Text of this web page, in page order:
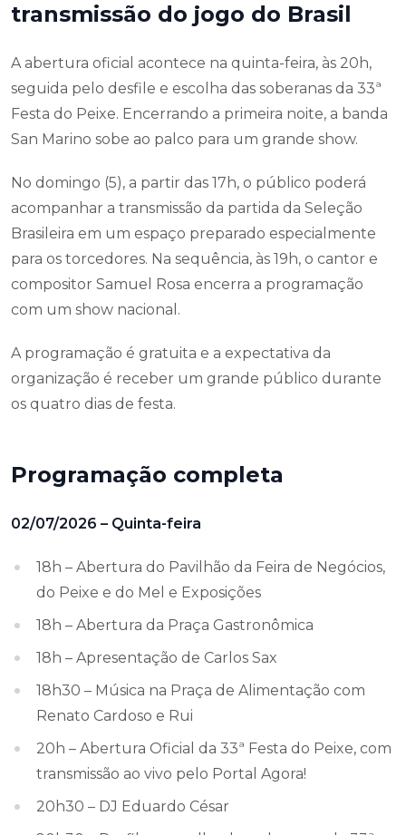
transmissão do jogo do Brasil
A abertura oficial acontece na quinta-feira, às 20h,
seguida pelo desfile e escolha das soberanas da 33ª
Festa do Peixe. Encerrando a primeira noite, a banda
San Marino sobe ao palco para um grande show.
No domingo (5), a partir das 17h, o público poderá
acompanhar a transmissão da partida da Seleção
Brasileira em um espaço preparado especialmente
para os torcedores. Na sequência, às 19h, o cantor e
compositor Samuel Rosa encerra a programação
com um show nacional.
A programação é gratuita e a expectativa da
organização é receber um grande público durante
os quatro dias de festa.
Programação completa
02/07/2026 – Quinta-feira
18h – Abertura do Pavilhão da Feira de Negócios,
do Peixe e do Mel e Exposições
18h – Abertura da Praça Gastronômica
18h – Apresentação de Carlos Sax
18h30 – Música na Praça de Alimentação com
Renato Cardoso e Rui
20h – Abertura Oficial da 33ª Festa do Peixe, com
transmissão ao vivo pelo Portal Agora!
20h30 – DJ Eduardo César